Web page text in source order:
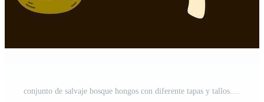
conjunto de salvaje bosque hongos con diferente tapas y tallos. natural hongos conjunto Perfecto para otoño, alimento, botánico, bosque diseños hongos colección para magia y hada cuento temas en marrón antecedentes. Vector Pro